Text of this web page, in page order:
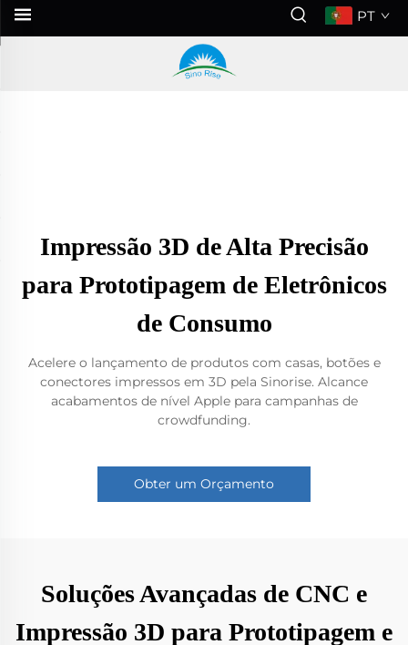
PT
Impressão 3D de Alta Precisão
para Prototipagem de Eletrônicos
de Consumo
Acelere o lançamento de produtos com casas, botões e
conectores impressos em 3D pela Sinorise. Alcance
acabamentos de nível Apple para campanhas de
crowdfunding.
Obter um Orçamento
Soluções Avançadas de CNC e
Impressão 3D para Prototipagem e